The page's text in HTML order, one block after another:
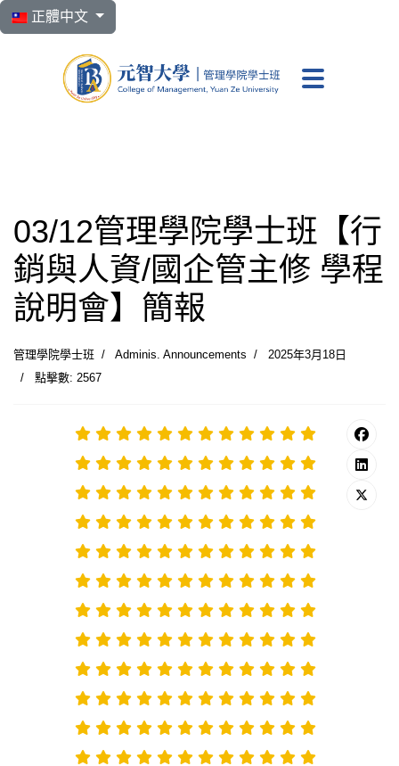
選擇你的語言
正體中文
03/12管理學院學士班【行
銷與人資/國企管主修 學程
說明會】簡報
管理學院學士班 Adminis. Announcements
2025年3月18日
點擊數: 2567